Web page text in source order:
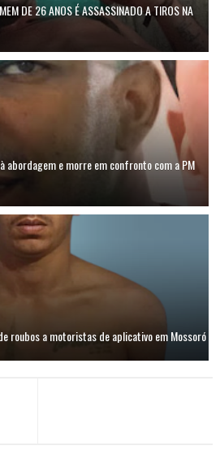
DE 26 ANOS É ASSASSINADO A TIROS NA
abordagem e morre em confronto com a PM
roubos a motoristas de aplicativo em Mossoró